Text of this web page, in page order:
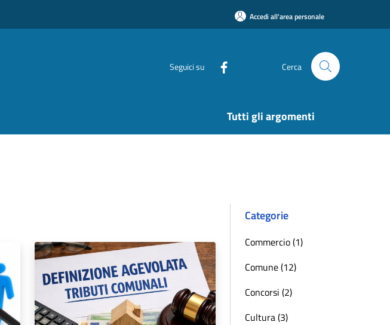
Accedi all'area personale
Seguici su Cerca
Tutti gli argomenti
Categorie
Commercio (1)
Comune (12)
Concorsi (2)
Cultura (3)